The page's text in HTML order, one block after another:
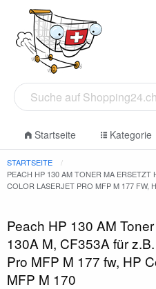
Startseite Kategorie
STARTSEITE
PEACH HP 130 AM TONER MA
COLOR LASERJET PRO MFP M 177 FW,
Peach HP 130 AM
130A M, CF353A für
Pro MFP M 177 fw, HP
MFP M 170